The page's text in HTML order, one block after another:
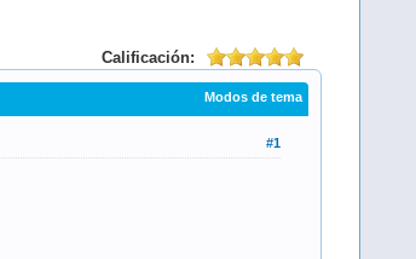
Calificación:
Modos de tema
#1